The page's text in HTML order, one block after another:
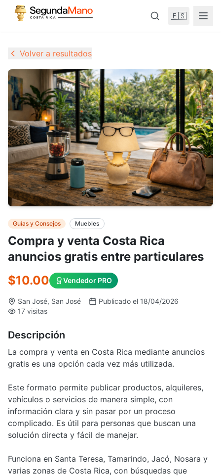
🇪🇸
Volver a resultados
Compra y venta Costa Rica
anuncios gratis entre particulares
Guías y Consejos Muebles
$10.00 Vendedor PRO
San José, San José
Publicado el 18/04/2026
17 visitas
Descripción
La compra y venta en Costa Rica mediante anuncios
gratis es una opción cada vez más utilizada.
Este formato permite publicar productos, alquileres,
vehículos o servicios de manera simple, con
información clara y sin pasar por un proceso
complicado. Es útil para personas que buscan una
solución directa y fácil de manejar.
Funciona en Santa Teresa, Tamarindo, Jacó, Nosara y
varias zonas de Costa Rica, con búsquedas que